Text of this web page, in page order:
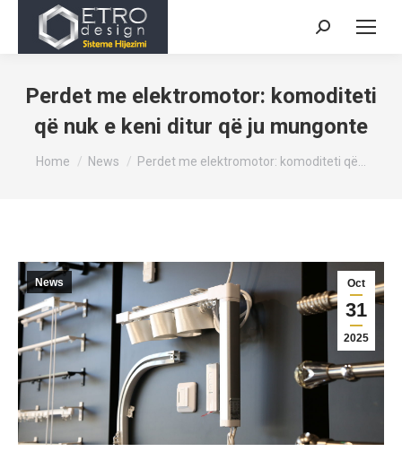
Search:
Perdet me elektromotor: komoditeti
që nuk e keni ditur që ju mungonte
You are here:
Home News Perdet me elektromotor: komoditeti që…
Oct
31
2025
News